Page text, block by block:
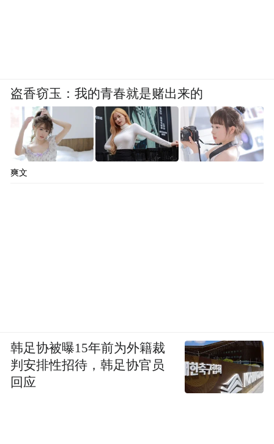
盗香窃玉：我的青春就是赌出来的
爽文
韩足协被曝15年前为外籍裁
判安排性招待，韩足协官员
回应